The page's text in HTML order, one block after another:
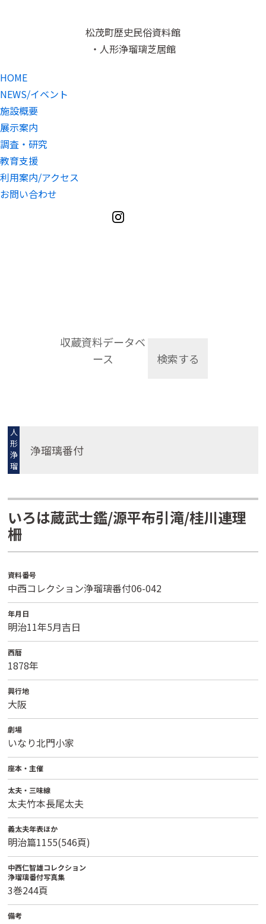
松茂町歴史民俗資料館
・人形浄瑠璃芝居館
HOME
NEWS/イベント
施設概要
展示案内
調査・研究
教育支援
利用案内/アクセス
お問い合わせ
収蔵資料データベ
ース
検索する
人
形
浄
瑠
璃
浄瑠璃番付
いろは蔵武士鑑/源平布引滝/桂川連理
柵
資料番号
中西コレクション浄瑠璃番付06-042
年月日
明治11年5月吉日
西暦
1878年
興行地
大阪
劇場
いなり北門小家
座本・主催
太夫・三味線
太夫竹本長尾太夫
義太夫年表ほか
明治篇1155(546頁)
中西仁智雄コレクション
浄瑠璃番付写真集
3巻244頁
備考